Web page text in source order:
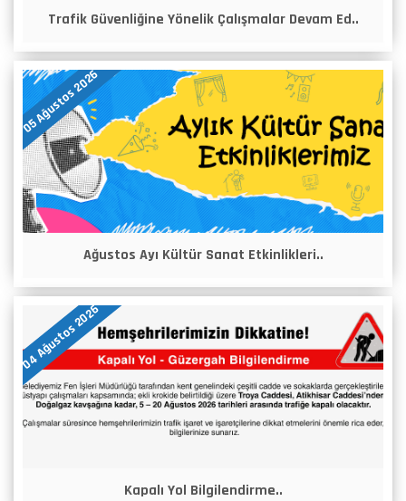
Trafik Güvenliğine Yönelik Çalışmalar Devam Ed..
05 Ağustos 2026
Ağustos Ayı Kültür Sanat Etkinlikleri..
04 Ağustos 2026
Kapalı Yol Bilgilendirme..